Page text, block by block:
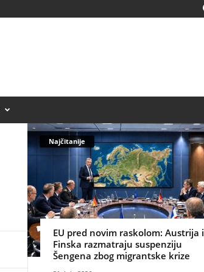
Najčitanije
EU pred novim raskolom: Austrija i
Finska razmatraju suspenziju
Šengena zbog migrantske krize